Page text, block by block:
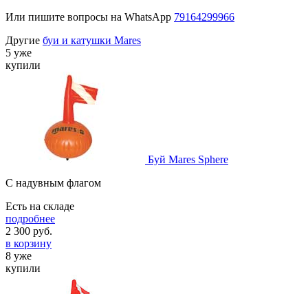
Или пишите вопросы на WhatsApp 79164299966
Другие буи и катушки Mares
5 уже
купили
Буй Mares Sphere
С надувным флагом
Есть на складе
подробнее
2 300 руб.
в корзину
8 уже
купили